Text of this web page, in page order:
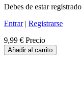
Debes de estar registrado
Entrar| Registrarse
9,99 € Precio
Añadir al carrito